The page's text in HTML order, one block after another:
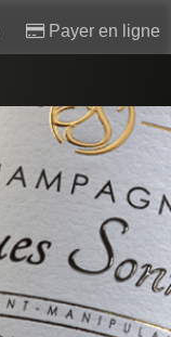
Payer en ligne